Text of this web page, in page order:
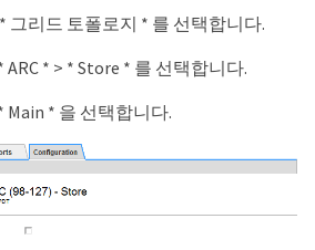
그리드 토폴로지 * 를 선택합니다.
ARC * > * Store * 를 선택합니다.
* 을 선택합니다.